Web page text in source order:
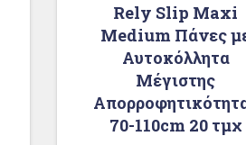
Rely Slip Maxi
Medium Πάνες
Αυτοκόλλητα
Μέγιστης
70-110cm 20 τμχ